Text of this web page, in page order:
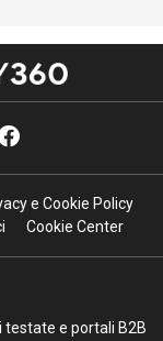
e Cookie Policy
Cookie Center
testate e portali B2B